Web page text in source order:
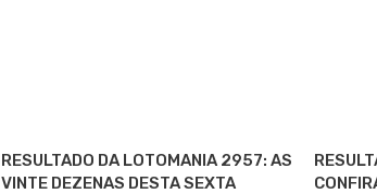
RESULTADO DA LOTOMANIA 2957: AS
VINTE DEZENAS DESTA SEXTA